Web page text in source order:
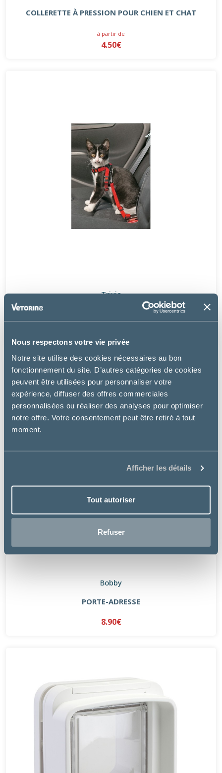
Nous respectons votre vie privée
Notre site utilise des cookies nécessaires au bon
fonctionnement du site. D’autres catégories de cookies
peuvent être utilisées pour personnaliser votre
expérience, diffuser des offres commerciales
personnalisées ou réaliser des analyses pour optimiser
notre offre. Votre consentement peut être retiré à tout
moment.
Afficher les détails
Tout autoriser
Refuser
COLLERETTE À PRESSION POUR CHIEN ET CHAT
à partir de
4.50€
Trixie
HARNAIS DE SÉCURITÉ AUTO CHAT
Bobby
PORTE-ADRESSE
8.90€